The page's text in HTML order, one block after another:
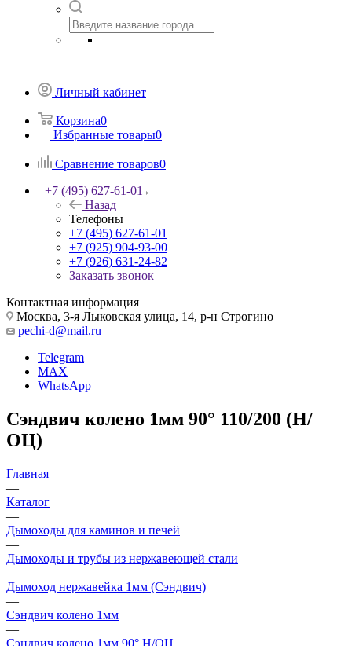
Личный кабинет
Корзина0
Избранные товары0
Сравнение товаров0
+7 (495) 627-61-01
Назад
Телефоны
+7 (495) 627-61-01
+7 (925) 904-93-00
+7 (926) 631-24-82
Заказать звонок
Контактная информация
Москва, 3-я Лыковская улица, 14, р-н Строгино
pechi-d@mail.ru
Telegram
MAX
WhatsApp
Сэндвич колено 1мм 90° 110/200 (Н/
ОЦ)
Главная
—
Каталог
—
Дымоходы для каминов и печей
—
Дымоходы и трубы из нержавеющей стали
—
Дымоход нержавейка 1мм (Сэндвич)
—
Сэндвич колено 1мм
—
Сэндвич колено 1мм 90° Н/ОЦ